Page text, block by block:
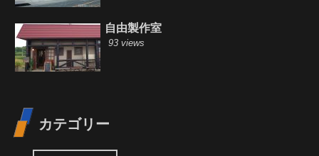
自由製作室
93 views
カテゴリー